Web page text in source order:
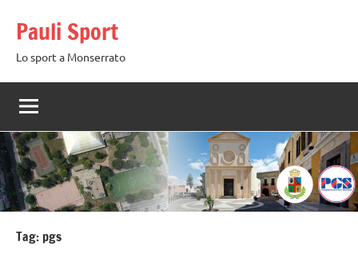
contenuto
Pauli Sport
Lo sport a Monserrato
Tag: pgs